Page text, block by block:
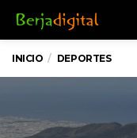
INICIO DEPORTES